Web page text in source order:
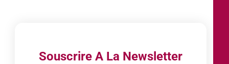
Souscrire A La Newsletter